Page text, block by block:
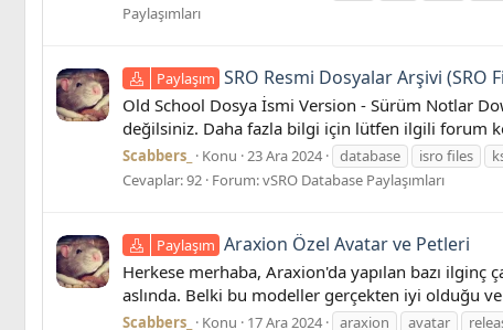
Paylaşımları
Paylaşım SRO Resmi Dosyalar Arşivi (SRO
Old School Dosya İsmi Version - Sürüm Notlar
değilsiniz. Daha fazla bilgi için lütfen ilgili forum
Scabbers_ Konu 23 Ara 2024 database isro files
Cevaplar: 92 Forum:vSRO Database Paylaşımları
Paylaşım Araxion Özel Avatar ve Petleri
Herkese merhaba, Araxion'da yapılan bazı ilginç
aslında. Belki bu modeller gerçekten iyi olduğu
Scabbers_ Konu 17 Ara 2024 araxion avatar